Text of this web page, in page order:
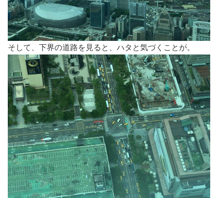
そして、下界の道路を見ると、ハタと気づくことが。